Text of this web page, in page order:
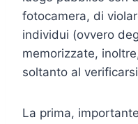
fotocamera, di
individui (ovvero
memorizzate,
soltanto al
La prima,